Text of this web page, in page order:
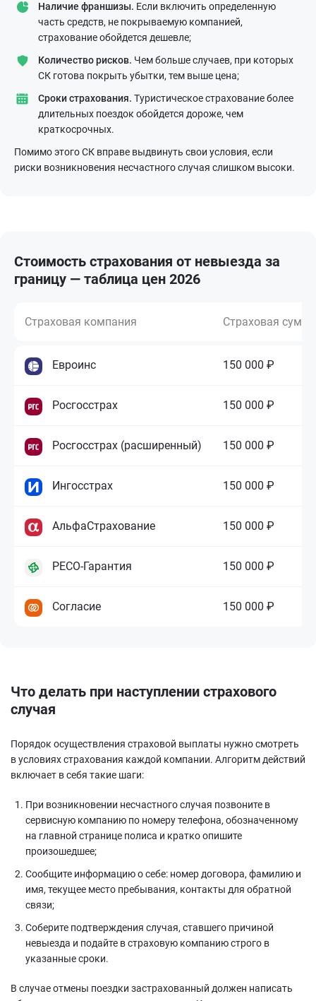
Наличие франшизы. Если включить определенную
часть средств, не покрываемую компанией,
страхование обойдется дешевле;
Количество рисков. Чем больше случаев, при которых
СК готова покрыть убытки, тем выше цена;
Сроки страхования. Туристическое страхование более
длительных поездок обойдется дороже, чем
краткосрочных.
Помимо этого СК вправе выдвинуть свои условия, если
риски возникновения несчастного случая слишком высоки.
Стоимость страхования от невыезда за
границу — таблица цен 2026
Страховая компания Страховая сумма
Евроинс 150 000 ₽
Росгосстрах 150 000 ₽
Росгосстрах (расширенный) 150 000 ₽
Ингосстрах 150 000 ₽
АльфаСтрахование 150 000 ₽
РЕСО-Гарантия 150 000 ₽
Согласие 150 000 ₽
Что делать при наступлении страхового
случая
Порядок осуществления страховой выплаты нужно смотреть
в условиях страхования каждой компании. Алгоритм действий
включает в себя такие шаги:
При возникновении несчастного случая позвоните в
сервисную компанию по номеру телефона, обозначенному
на главной странице полиса и кратко опишите
произошедшее;
Сообщите информацию о себе: номер договора, фамилию и
имя, текущее место пребывания, контакты для обратной
связи;
Соберите подтверждения случая, ставшего причиной
невыезда и подайте в страховую компанию строго в
указанные сроки.
В случае отмены поездки застрахованный должен написать